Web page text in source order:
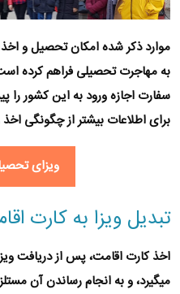
موارد ذکر شده امکانتحصیل و اخذ
به مهاجرت تحصیلی فراهم کرده
سفارت اجازه ورود به این کشور را
برای اطلاعات بیشتر ازچگونگی اخذ
ویزای
تبدیل ویزا به کارت
اخذ کارت اقامت، پس از دریافت
میگیرد، و به انجام رساندن آن